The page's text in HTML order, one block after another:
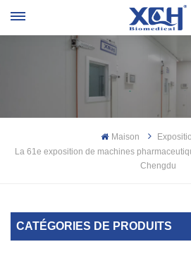
Maison
La 61e exposition de machines
Chengdu
CATÉGORIES DE PRODUITS